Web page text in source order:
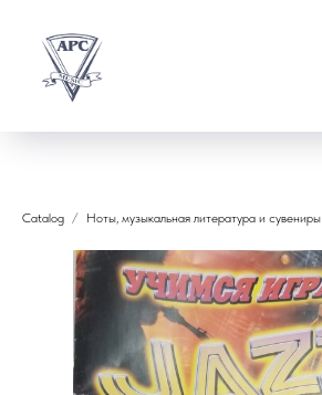
Catalog Ноты, музыкальная литература и сувениры